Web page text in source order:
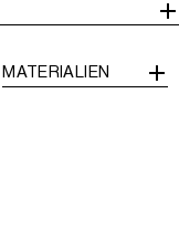
MATERIALIEN